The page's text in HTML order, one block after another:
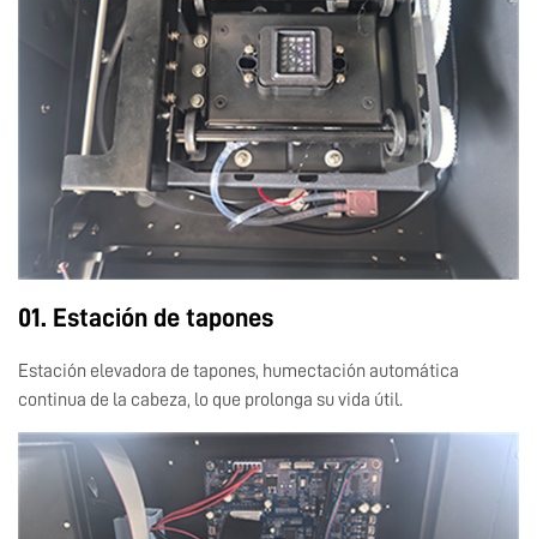
01. Estación de tapones
Estación elevadora de tapones, humectación automática
continua de la cabeza, lo que prolonga su vida útil.